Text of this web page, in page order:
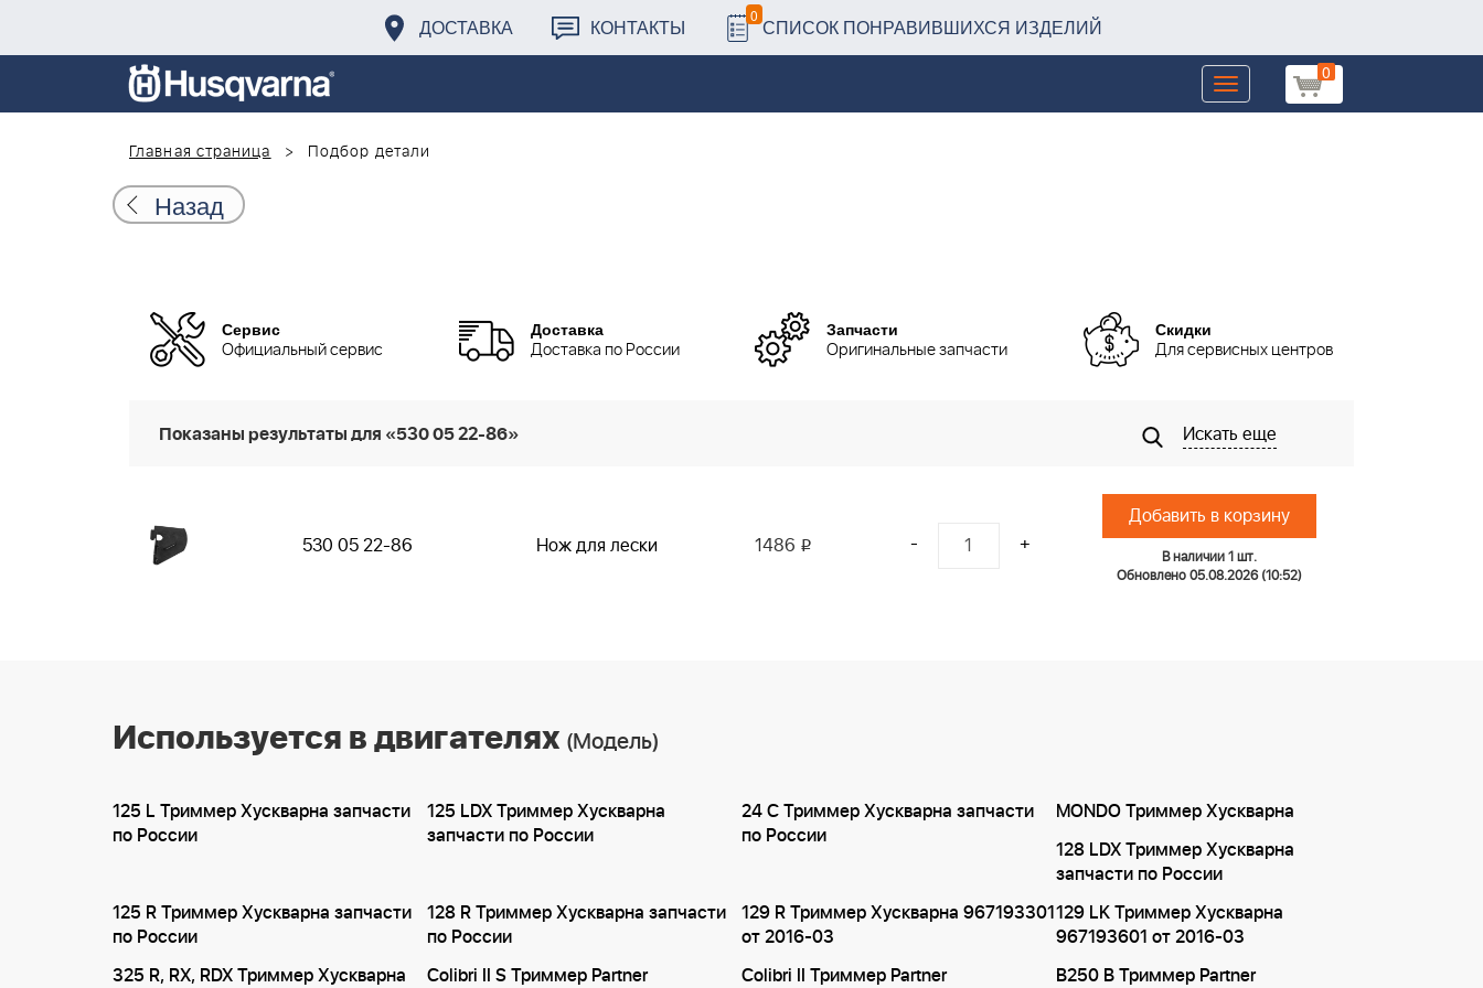
ДОСТАВКА КОНТАКТЫ 0 СПИСОК ПОНРАВИВШИХСЯ ИЗДЕЛИЙ
0
Toggle
navigation
Главная страница
Подбор детали
Назад
Сервис
Официальный сервис
Доставка
Доставка по России
Запчасти
Оригинальные запчасти
Скидки
Для сервисных центров
Показаны результаты для «530 05 22-86» Искать еще
530 05 22-86 Нож для лески 1486 i - +
Добавить в корзину
В наличии 1 шт.
Обновлено 05.08.2026 (10:52)
Используется в двигателях (Модель)
125 L Триммер Хускварна запчасти
по России
125 LDX Триммер Хускварна
запчасти по России
24 C Триммер Хускварна запчасти
по России
MONDO Триммер Хускварна
128 LDX Триммер Хускварна
запчасти по России
125 R Триммер Хускварна запчасти
по России
128 R Триммер Хускварна запчасти
по России
129 R Триммер Хускварна 967193301
от 2016-03
129 LK Триммер Хускварна
967193601 от 2016-03
325 R, RX, RDX Триммер Хускварна
Colibri II S Триммер Partner Colibri II Триммер Partner B250 B Триммер Partner